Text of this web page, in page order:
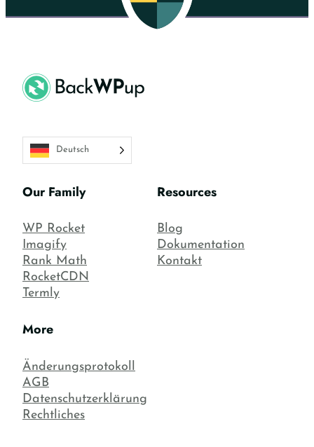
Deutsch
Our Family
WP Rocket
Imagify
Rank Math
RocketCDN
Termly
Resources
Blog
Dokumentation
Kontakt
More
Änderungsprotokoll
AGB
Datenschutzerklärung
Rechtliches